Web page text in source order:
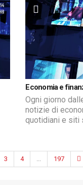
Economia e
Ogni giorno
notizie di
quotidiani e siti
3 4 ... 197